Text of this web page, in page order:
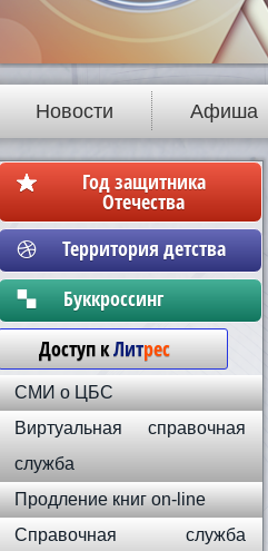
Новости Афиша
Год защитника
Отечества
Территория детства
Бyккpoccинг
Доступ кЛитрес
СМИ о ЦБС
Виртуальная справочная
служба
Продление книг on-line
Справочная служба